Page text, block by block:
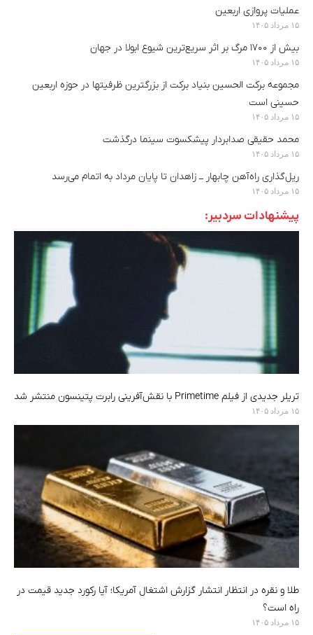
عملیات پروازی اربعین
۱۵ مرداد ۱۴۰۵
بیش از ۱۷۰۰ مرگ بر اثر سریع‌ترین شیوع ابولا در جهان
۱۵ مرداد ۱۴۰۵
مجموعه برکت الحسین بنیاد برکت از بزرگترین ظرفیتها در حوزه اربعین
حسینی است
۱۵ مرداد ۱۴۰۵
محمد حقیقی صدابردار پیشکسوت سینما درگذشت
۱۵ مرداد ۱۴۰۵
ریل‌گذاری راه‌آهن چابهار ــ زاهدان تا پایان مرداد به اتمام می‌رسد
۱۵ مرداد ۱۴۰۵
پیشنهادات سردبیر:
تریلر جدیدی از فیلم Primetime با نقش‌آفرینی رابرت پتینسون منتشر شد
۱۵ مرداد ۱۴۰۵
طلا و نقره در انتظار انتشار گزارش اشتغال آمریکا؛ آیا رکورد جدید قیمت در
راه است؟
۱۵ مرداد ۱۴۰۵